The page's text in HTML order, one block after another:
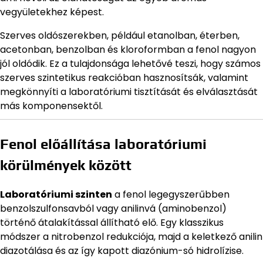
vegyületekhez képest.
Szerves oldószerekben, például etanolban, éterben,
acetonban, benzolban és kloroformban a fenol nagyon
jól oldódik. Ez a tulajdonsága lehetővé teszi, hogy számos
szerves szintetikus reakcióban hasznosítsák, valamint
megkönnyíti a laboratóriumi tisztítását és elválasztását
más komponensektől.
Fenol előállítása laboratóriumi
körülmények között
Laboratóriumi szinten a fenol legegyszerűbben
benzolszulfonsavból vagy anilinvá (aminobenzol)
történő átalakítással állítható elő. Egy klasszikus
módszer a nitrobenzol redukciója, majd a keletkező anilin
diazotálása és az így kapott diazónium-só hidrolízise.